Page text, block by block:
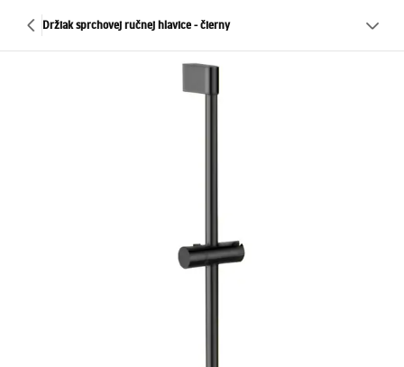
Držiak sprchovej ručnej hlavice - čierny